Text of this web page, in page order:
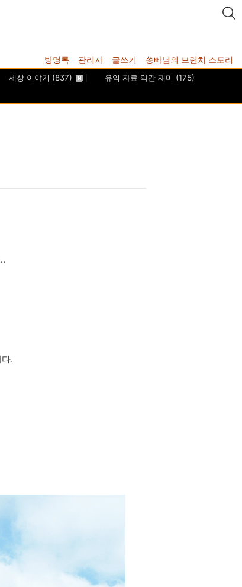
방명록 관리자 글쓰기 쏭빠님의 브런치 스토리
세상 이야기 (837) 유익 자료 약간 재미 (175)
.